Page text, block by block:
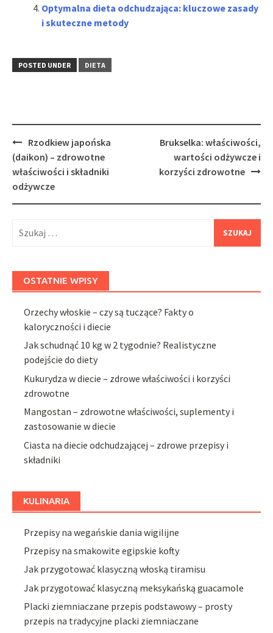
Optymalna dieta odchudzająca: kluczowe zasady
i skuteczne metody
POSTED UNDER DIETA
Post
navigation
Rzodkiew japońska
(daikon) – zdrowotne
właściwości i składniki
odżywcze
Brukselka: właściwości,
wartości odżywcze i
korzyści zdrowotne
OSTATNIE WPISY
Orzechy włoskie – czy są tuczące? Fakty o
kaloryczności i diecie
Jak schudnąć 10 kg w 2 tygodnie? Realistyczne
podejście do diety
Kukurydza w diecie – zdrowe właściwości i korzyści
zdrowotne
Mangostan – zdrowotne właściwości, suplementy i
zastosowanie w diecie
Ciasta na diecie odchudzającej – zdrowe przepisy i
składniki
KULINARIA
Przepisy na wegańskie dania wigilijne
Przepisy na smakowite egipskie kofty
Jak przygotować klasyczną włoską tiramisu
Jak przygotować klasyczną meksykańską guacamole
Placki ziemniaczane przepis podstawowy – prosty
przepis na tradycyjne placki ziemniaczane